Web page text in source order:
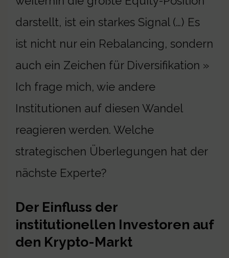
darstellt, ist ein starkes Signal (…) Es
ist nicht nur ein Rebalancing, sondern
auch ein Zeichen für Diversifikation »
Ich frage mich, wie andere
Institutionen auf diesen Wandel
reagieren werden. Welche
strategischen Überlegungen hat der
nächste Experte?
Der Einfluss der
institutionellen Investoren auf
den Krypto-Markt